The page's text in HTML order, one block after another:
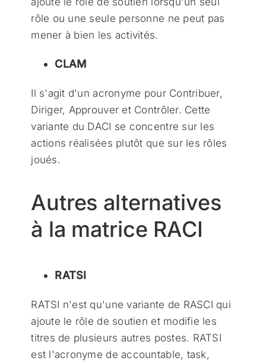
rôle ou une seule personne ne peut pas
mener à bien les activités.
CLAM
Il s'agit d'un acronyme pour Contribuer,
Diriger, Approuver et Contrôler. Cette
variante du DACI se concentre sur les
actions réalisées plutôt que sur les rôles
joués.
Autres alternatives
à la matrice RACI
RATSI
RATSI n'est qu'une variante de RASCI qui
ajoute le rôle de soutien et modifie les
titres de plusieurs autres postes. RATSI
est l'acronyme de accountable, task,